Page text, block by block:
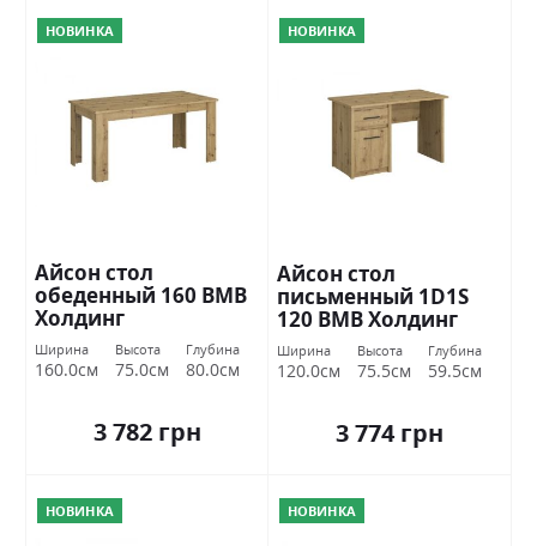
НОВИНКА
Айсон стол
обеденный 160 ВМВ
Холдинг
Ширина
160.0см
Высота
75.0см
Глубина
80.0см
3 782 грн
НОВИНКА
Айсон стол
письменный 1D1S
120 ВМВ Холдинг
Ширина
120.0см
Высота
75.5см
Глубина
59.5см
3 774 грн
НОВИНКА НОВИНКА